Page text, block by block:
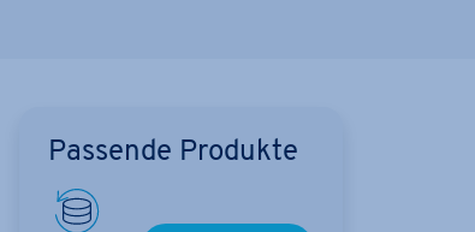
Passende Produkte